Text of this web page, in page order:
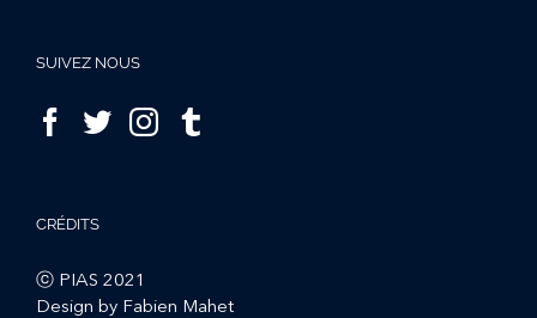
SUIVEZ NOUS
CRÉDITS
ⓒ PIAS 2021
Design by Fabien Mahet